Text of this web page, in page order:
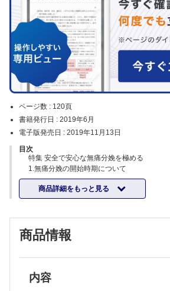
ページ数 : 120頁
書籍発行日 : 2019年6月
電子版発売日 : 2019年11月13日
目次
特集 安全で安心な無痛分娩を極める
1.無痛分娩の開始時期について
2.硬膜外無痛分娩の実際－手技とプロトコー
3.無痛分娩時のモニター－特にCTGの注意点
4.無痛分娩時の急速遂娩法
7.無痛分娩普及度の国際比較
8.無痛分娩を実施する施設の満たす要件
11.24時間体制をとる病院の無痛分娩の実際
12.産科クリニックにおける無痛分娩の実際
商品詳細をもっと見る
商品情報
内容